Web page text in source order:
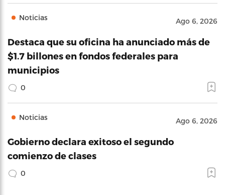
Noticias Ago 6, 2026
Destaca que su oficina ha anunciado más de
$1.7 billones en fondos federales para
municipios
0
Noticias Ago 6, 2026
Gobierno declara exitoso el segundo
comienzo de clases
0